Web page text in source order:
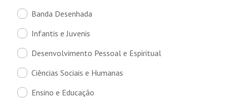
Banda Desenhada
Infantis e Juvenis
Desenvolvimento Pessoal e Espiritual
Ciências Sociais e Humanas
Ensino e Educação